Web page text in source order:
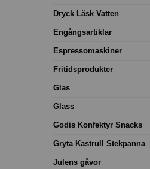
Dryck Läsk Vatten
Engångsartiklar
Espressomaskiner
Fritidsprodukter
Glas
Glass
Godis Konfektyr Snacks
Gryta Kastrull Stekpanna
Julens gåvor